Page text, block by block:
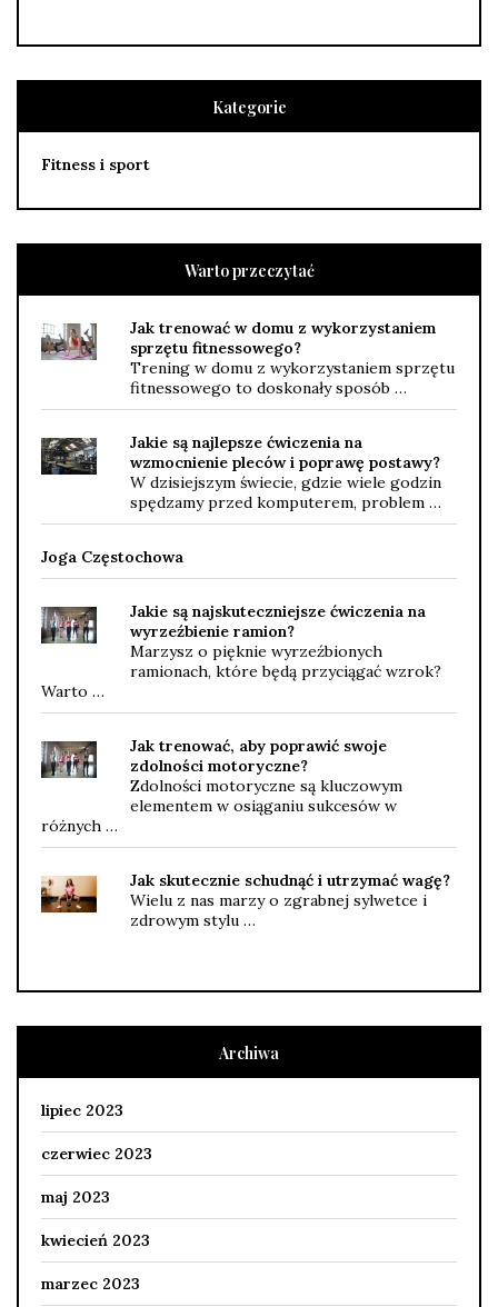
Kategorie
Fitness i sport
Warto przeczytać
Jak trenować w domu z wykorzystaniem
sprzętu fitnessowego?
Trening w domu z wykorzystaniem sprzętu
fitnessowego to doskonały sposób …
Jakie są najlepsze ćwiczenia na
wzmocnienie pleców i poprawę postawy?
W dzisiejszym świecie, gdzie wiele godzin
spędzamy przed komputerem, problem …
Joga Częstochowa
Jakie są najskuteczniejsze ćwiczenia na
wyrzeźbienie ramion?
Marzysz o pięknie wyrzeźbionych
ramionach, które będą przyciągać wzrok?
Warto …
Jak trenować, aby poprawić swoje
zdolności motoryczne?
Zdolności motoryczne są kluczowym
elementem w osiąganiu sukcesów w
różnych …
Jak skutecznie schudnąć i utrzymać wagę?
Wielu z nas marzy o zgrabnej sylwetce i
zdrowym stylu …
Archiwa
lipiec 2023
czerwiec 2023
maj 2023
kwiecień 2023
marzec 2023